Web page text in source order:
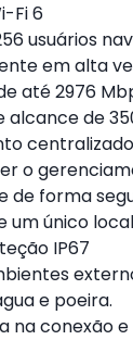
Fi 6
usuários
em alta
até 2976
alcance de
o
de forma
um único
IP67
e poeira.
na conexão